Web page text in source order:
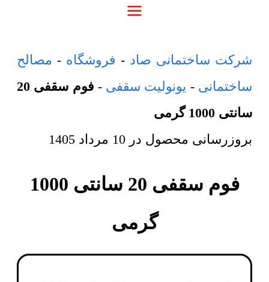
شرکت ساختمانی صاد - فروشگاه - مصالح
ساختمانی - یونولیت سقفی -
فوم سقفی 20
سانتی 1000 گرمی
بروزرسانی محصول در 10 مرداد 1405
فوم سقفی 20 سانتی 1000
گرمی